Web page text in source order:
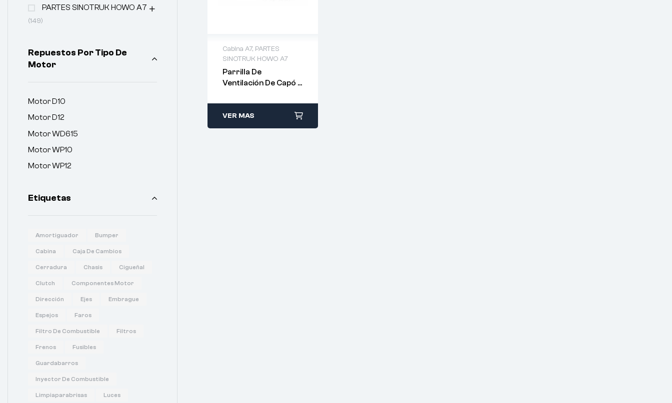
Cabina A7, PARTES
SINOTRUK HOWO A7
Parrilla De
Ventilación De Capó –
VER MAS
PARTES SINOTRUK HOWO A7
(149)
Repuestos Por Tipo De
Motor
Motor D10
Motor D12
Motor WD615
Motor WP10
Motor WP12
Etiquetas
Amortiguador Bumper
Cabina Caja De Cambios
Cerradura Chasis Cigueñal
Clutch Componentes Motor
Dirección Ejes Embrague
Espejos Faros
Filtro De Combustible Filtros
Frenos Fusibles
Guardabarros
Inyector De Combustible
Limpiaparabrisas Luces